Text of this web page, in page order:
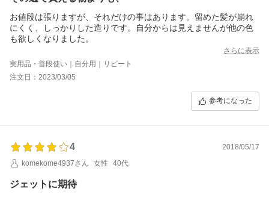
お値段は張りますが、それだけの事はあります。留めた髪が崩れ
にくく、しっかりした造りです。自分からは見えませんが他の色
も欲しくなりました。
さらに表示
実用品・普段使い｜自分用｜リピート
注文日：2023/03/05
参考になった
4
2018/05/17
komekome4937さん
女性 40代
ジェットに期待